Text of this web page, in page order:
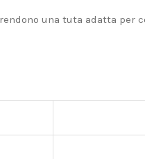
una tuta adatta per